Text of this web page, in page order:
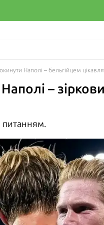
Наполі – бельгійцем
–
питанням.